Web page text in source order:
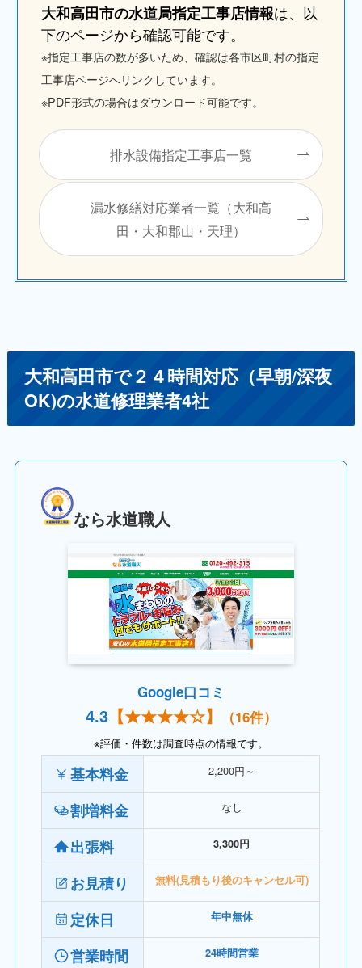
大和高田市の水道局指定工事店情報は、以
下のページから確認可能です。
※指定工事店の数が多いため、確認は各市区町村の指定
工事店ページへリンクしています。
※PDF形式の場合はダウンロード可能です。
排水設備指定工事店一覧
漏水修繕対応業者一覧（大和高
田・大和郡山・天理）
大和高田市で２４時間対応（早朝/深夜
OK)の水道修理業者4社
なら水道職人
Google口コミ
4.3【★★★★☆】 （16件）
※評価・件数は調査時点の情報です。
基本料金 2,200円～
割増料金 なし
出張料 3,300円
お見積り 無料(見積もり後のキャンセル可)
定休日 年中無休
営業時間 24時間営業